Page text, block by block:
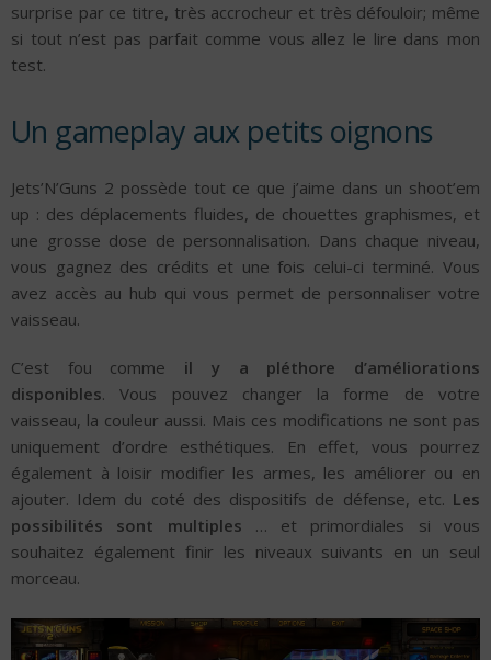
surprise par ce titre, très accrocheur et très défouloir; même
si tout n’est pas parfait comme vous allez le lire dans mon
test.
Un gameplay aux petits oignons
Jets’N’Guns 2 possède tout ce que j’aime dans un shoot’em
up : des déplacements fluides, de chouettes graphismes, et
une grosse dose de personnalisation. Dans chaque niveau,
vous gagnez des crédits et une fois celui-ci terminé. Vous
avez accès au hub qui vous permet de personnaliser votre
vaisseau.
C’est fou comme il y a pléthore d’améliorations
disponibles. Vous pouvez changer la forme de votre
vaisseau, la couleur aussi. Mais ces modifications ne sont pas
uniquement d’ordre esthétiques. En effet, vous pourrez
également à loisir modifier les armes, les améliorer ou en
ajouter. Idem du coté des dispositifs de défense, etc. Les
possibilités sont multiples … et primordiales si vous
souhaitez également finir les niveaux suivants en un seul
morceau.